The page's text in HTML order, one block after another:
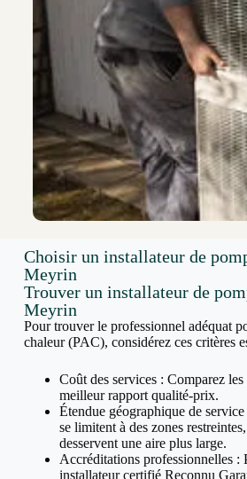
Choisir un installateur de
Meyrin
Trouver un installateur de
Meyrin
Pour trouver le professionnel adéquat
chaleur (PAC), considérez ces critères
Coût des services : Comparez
meilleur rapport qualité-prix.
Étendue géographique de
se limitent à des zones
desservent une aire plus large.
Accréditations professionnelles :
installateur certifié Reconnu